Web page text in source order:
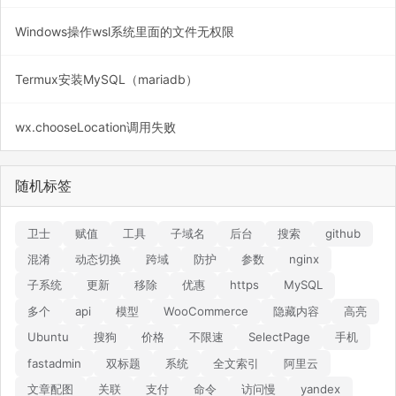
Windows操作wsl系统里面的文件无权限
Termux安装MySQL（mariadb）
wx.chooseLocation调用失败
随机标签
卫士 赋值 工具 子域名 后台 搜索
github
混淆
动态切换 跨域 防护 参数
nginx
子系统
更新 移除 优惠 https
MySQL
多个
api 模型 WooCommerce 隐藏内容
高亮
Ubuntu
搜狗 价格 不限速 SelectPage
手机
fastadmin
双标题 系统 全文索引
阿里云
文章配图
关联 支付 命令 访问慢 yandex